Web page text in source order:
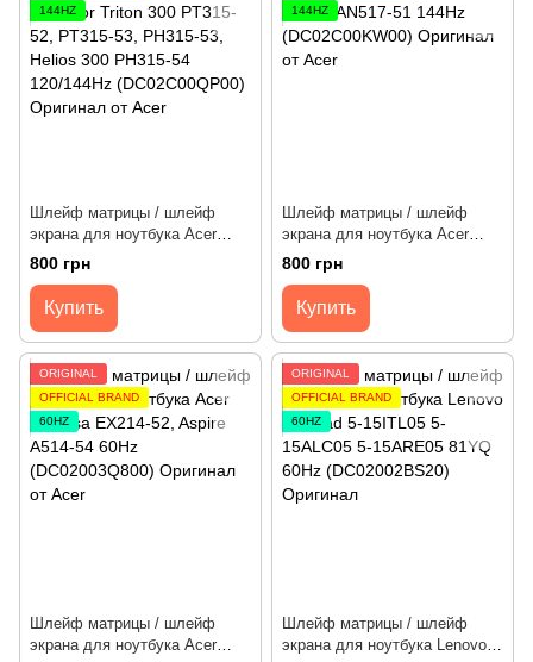
144HZ
Шлейф матрицы / шлейф
экрана для ноутбука Acer
Predator Triton 300 PT315-52,
PT315-53, PH315-53, Helios
300 PH315-54 120/144Hz
(DC02C00QP00) Оригинал от
Acer
800 грн
Купить
144HZ
Шлейф матрицы / шлейф
экрана для ноутбука Acer
Nitro 5 AN517-51 144Hz
(DC02C00KW00) Оригинал от
Acer
800 грн
Купить
ORIGINAL
OFFICIAL BRAND
60HZ
Шлейф матрицы / шлейф
экрана для ноутбука Acer
ORIGINAL
OFFICIAL BRAND
60HZ
Шлейф матрицы / шлейф
экрана для ноутбука Lenovo